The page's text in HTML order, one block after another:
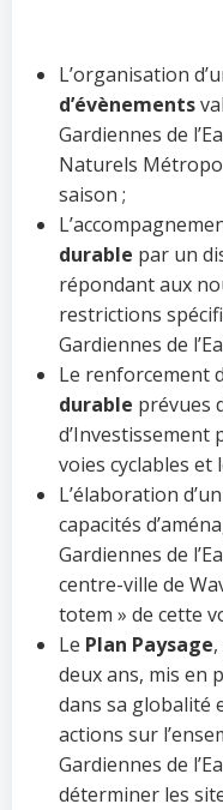
L’organisation
d’évènements
Gardiennes de
Naturels
saison ;
durable par un
répondant aux
restrictions
Gardiennes de
Le renforcement
durable prévues
d’Investissement
voies cyclables et
L’élaboration d’un
capacités
Gardiennes de
centre-ville de
totem » de cette
Le Plan Paysage
deux ans, mis en
dans sa globalité
actions sur
Gardiennes de
déterminer les